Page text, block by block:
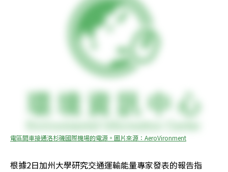
電區間車接通洛杉磯國際機場的電源。圖片來源：AeroVironment
根據2日加州大學研究交通運輸能量專家發表的報告指